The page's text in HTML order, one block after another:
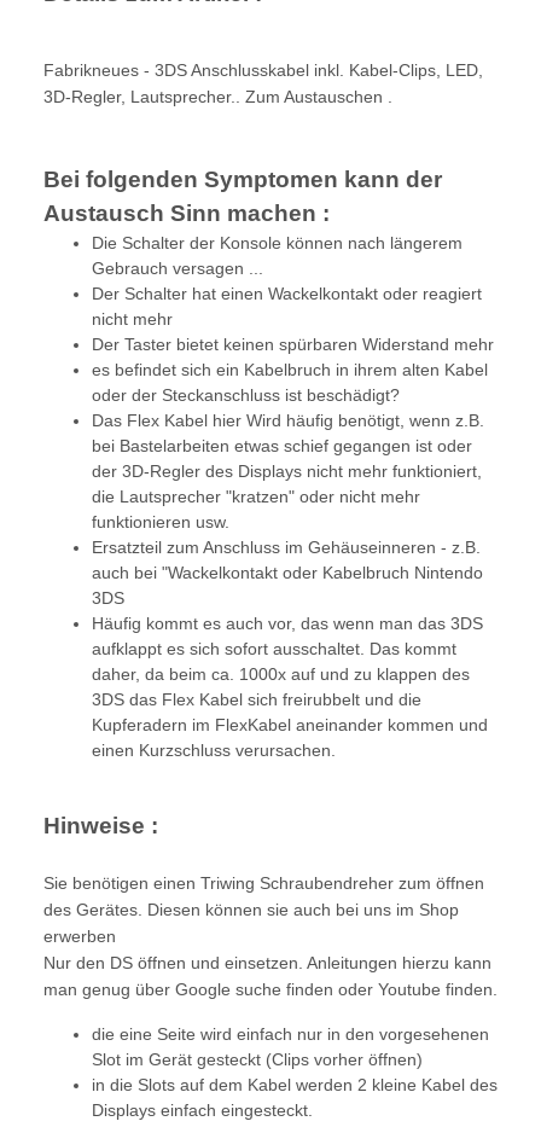
Fabrikneues - 3DS Anschlusskabel inkl. Kabel-Clips, LED,
3D-Regler, Lautsprecher.. Zum Austauschen .
Bei folgenden Symptomen kann der
Austausch Sinn machen :
Die Schalter der Konsole können nach längerem
Gebrauch versagen ...
Der Schalter hat einen Wackelkontakt oder reagiert
nicht mehr
Der Taster bietet keinen spürbaren Widerstand mehr
es befindet sich ein Kabelbruch in ihrem alten Kabel
oder der Steckanschluss ist beschädigt?
Das Flex Kabel hier Wird häufig benötigt, wenn z.B.
bei Bastelarbeiten etwas schief gegangen ist oder
der 3D-Regler des Displays nicht mehr funktioniert,
die Lautsprecher "kratzen" oder nicht mehr
funktionieren usw.
Ersatzteil zum Anschluss im Gehäuseinneren - z.B.
auch bei "Wackelkontakt oder Kabelbruch Nintendo
3DS
Häufig kommt es auch vor, das wenn man das 3DS
aufklappt es sich sofort ausschaltet. Das kommt
daher, da beim ca. 1000x auf und zu klappen des
3DS das Flex Kabel sich freirubbelt und die
Kupferadern im FlexKabel aneinander kommen und
einen Kurzschluss verursachen.
Hinweise :
Sie benötigen einen Triwing Schraubendreher zum öffnen
des Gerätes. Diesen können sie auch bei uns im Shop
erwerben
Nur den DS öffnen und einsetzen. Anleitungen hierzu kann
man genug über Google suche finden oder Youtube finden.
die eine Seite wird einfach nur in den vorgesehenen
Slot im Gerät gesteckt (Clips vorher öffnen)
in die Slots auf dem Kabel werden 2 kleine Kabel des
Displays einfach eingesteckt.